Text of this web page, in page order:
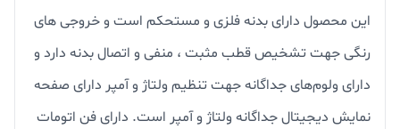
این محصول دارای بدنه فلزی و مستحکم است و خروجی های
رنگی جهت تشخیص قطب مثبت ، منفی و اتصال بدنه دارد و
دارای ولوم‌های جداگانه جهت تنظیم ولتاژ و آمپر دارای صفحه
نمایش دیجیتال جداگانه ولتاژ و آمپر است. دارای فن اتومات